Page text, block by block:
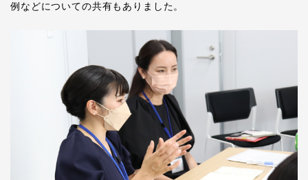
例などについての共有もありました。